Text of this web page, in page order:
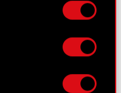
dokładnością nawet
aktywnie
je zbiory
o których